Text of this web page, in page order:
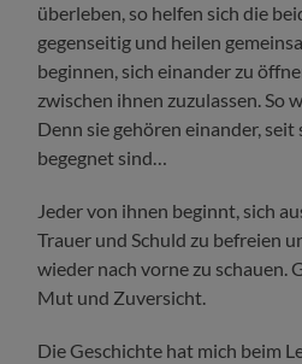
überleben, so helfen sich die
gegenseitig und heilen
beginnen, sich einander zu
zwischen ihnen zuzulassen. So
Denn sie gehören einander, seit
begegnet sind…
Jeder von ihnen beginnt, sich
Trauer und Schuld zu befreien
wieder nach vorne zu schauen.
Mut und Zuversicht.
Die Geschichte hat mich beim